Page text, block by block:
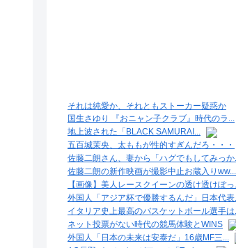
それは純愛か、それともストーカー疑惑か
国生さゆり 『おニャン子クラブ』時代のラ...
地上波された「BLACK SAMURAI...
五百城茉央、太ももが性的すぎんだろ・・・
佐藤二朗さん、妻から「ハグでもしてみっか
佐藤二朗の新作映画が撮影中止お蔵入りww...
【画像】美人レースクイーンの透け透けぽっ
外国人「アジア杯で優勝するんだ」日本代表
イタリア史上最高のバスケットボール選手は
ネット投票がない時代の競馬体験とWINS
外国人「日本の未来は安泰だ」16歳MF三...